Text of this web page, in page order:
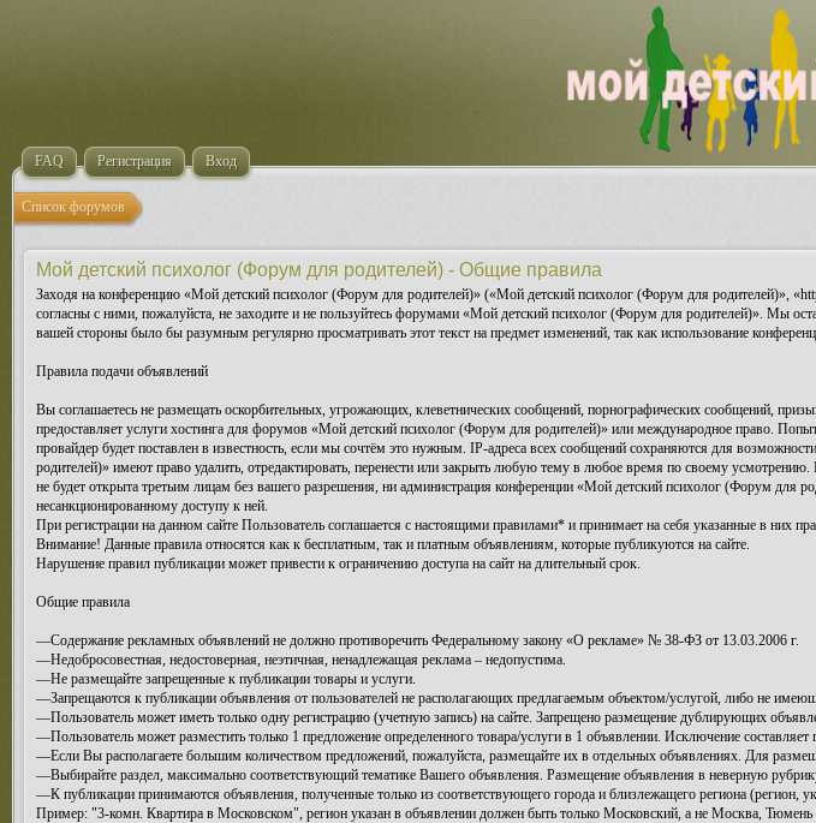
FAQ Регистрация Вход
Список форумов
Мой детский психолог (Форум для родителей) - Общие правила
Заходя на конференцию «Мой детский психолог (Форум для родителей)» («Мой детский психолог (Форум для родителей)»,
согласны с ними, пожалуйста, не заходите и не пользуйтесь форумами «Мой детский психолог (Форум для родителей)». Мы
вашей стороны было бы разумным регулярно просматривать этот текст на предмет изменений, так как использование
Правила подачи объявлений
Вы соглашаетесь не размещать оскорбительных, угрожающих, клеветнических сообщений, порнографических сообщений,
предоставляет услуги хостинга для форумов «Мой детский психолог (Форум для родителей)» или международное право.
провайдер будет поставлен в известность, если мы сочтём это нужным. IP-адреса всех сообщений сохраняются для
родителей)» имеют право удалить, отредактировать, перенести или закрыть любую тему в любое время по своему
не будет открыта третьим лицам без вашего разрешения, ни администрация конференции «Мой детский психолог (Форум для
несанкционированному доступу к ней.
При регистрации на данном сайте Пользователь соглашается с настоящими правилами* и принимает на себя указанные в них
Внимание! Данные правила относятся как к бесплатным, так и платным объявлениям, которые публикуются на сайте.
Нарушение правил публикации может привести к ограничению доступа на сайт на длительный срок.
Общие правила
—Содержание рекламных объявлений не должно противоречить Федеральному закону «О рекламе» № 38-ФЗ от 13.03.2006 г.
—Недобросовестная, недостоверная, неэтичная, ненадлежащая реклама – недопустима.
—Не размещайте запрещенные к публикации товары и услуги.
—Запрещаются к публикации объявления от пользователей не располагающих предлагаемым объектом/услугой, либо не
—Пользователь может иметь только одну регистрацию (учетную запись) на сайте. Запрещено размещение дублирующих
—Пользователь может разместить только 1 предложение определенного товара/услуги в 1 объявлении. Исключение
—Если Вы располагаете большим количеством предложений, пожалуйста, размещайте их в отдельных объявлениях. Для
—Выбирайте раздел, максимально соответствующий тематике Вашего объявления. Размещение объявления в неверную
—К публикации принимаются объявления, полученные только из соответствующего города и близлежащего региона (регион,
Пример: "3-комн. Квартира в Московском", регион указан в объявлении должен быть только Московский, а не Москва, Тюмень